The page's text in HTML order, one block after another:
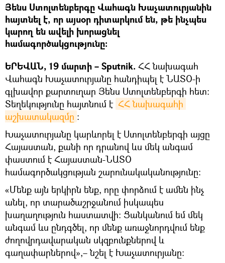
Յենս Ստոլտենբերգը Վահագն Խաչատուրյանին
հայտնել է, որ այսօր դիտարկում են, թե ինչպես
կարող են ավելի խորացնել
համագործակցությունը։
ԵՐԵՎԱՆ, 19 մարտի – Sputnik. ՀՀ նախագահ
Վահագն Խաչատուրյանը հանդիպել է ՆԱՏՕ-ի
գլխավոր քարտուղար Յենս Ստոլտենբերգի հետ:
Տեղեկությունը հայտնում է ՀՀ նախագահի
աշխատակազմը ։
Խաչատուրյանը կարևորել է Ստոլտենբերգի այցը
Հայաստան, քանի որ դրանով ևս մեկ անգամ
փաստում է Հայաստան-ՆԱՏՕ
համագործակցության շարունակականությունը։
«Մենք այն երկիրն ենք, որը փորձում է ամեն ինչ
անել, որ տարածաշրջանում իսկապես
խաղաղություն հաստատվի: Ցանկանում եմ մեկ
անգամ ևս ընդգծել, որ մենք առաջնորդվում ենք
ժողովրդավարական սկզբունքներով և
գաղափարներով»,– նշել է Խաչատուրյանը: